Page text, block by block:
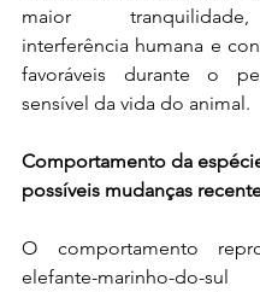
maior
interferência humana e
favoráveis durante o
sensível da vida do animal.
Comportamento da
possíveis mudanças
O comportamento
elefante-marinho-do-